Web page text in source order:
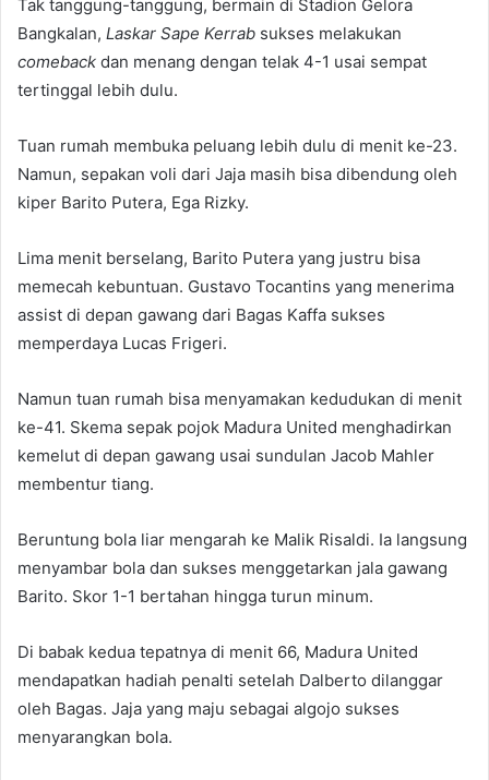
Tak tanggung-tanggung, bermain di Stadion Gelora
Bangkalan, Laskar Sape Kerrab sukses melakukan
comeback dan menang dengan telak 4-1 usai sempat
tertinggal lebih dulu.
Tuan rumah membuka peluang lebih dulu di menit ke-23.
Namun, sepakan voli dari Jaja masih bisa dibendung oleh
kiper Barito Putera, Ega Rizky.
Lima menit berselang, Barito Putera yang justru bisa
memecah kebuntuan. Gustavo Tocantins yang menerima
assist di depan gawang dari Bagas Kaffa sukses
memperdaya Lucas Frigeri.
Namun tuan rumah bisa menyamakan kedudukan di menit
ke-41. Skema sepak pojok Madura United menghadirkan
kemelut di depan gawang usai sundulan Jacob Mahler
membentur tiang.
Beruntung bola liar mengarah ke Malik Risaldi. Ia langsung
menyambar bola dan sukses menggetarkan jala gawang
Barito. Skor 1-1 bertahan hingga turun minum.
Di babak kedua tepatnya di menit 66, Madura United
mendapatkan hadiah penalti setelah Dalberto dilanggar
oleh Bagas. Jaja yang maju sebagai algojo sukses
menyarangkan bola.